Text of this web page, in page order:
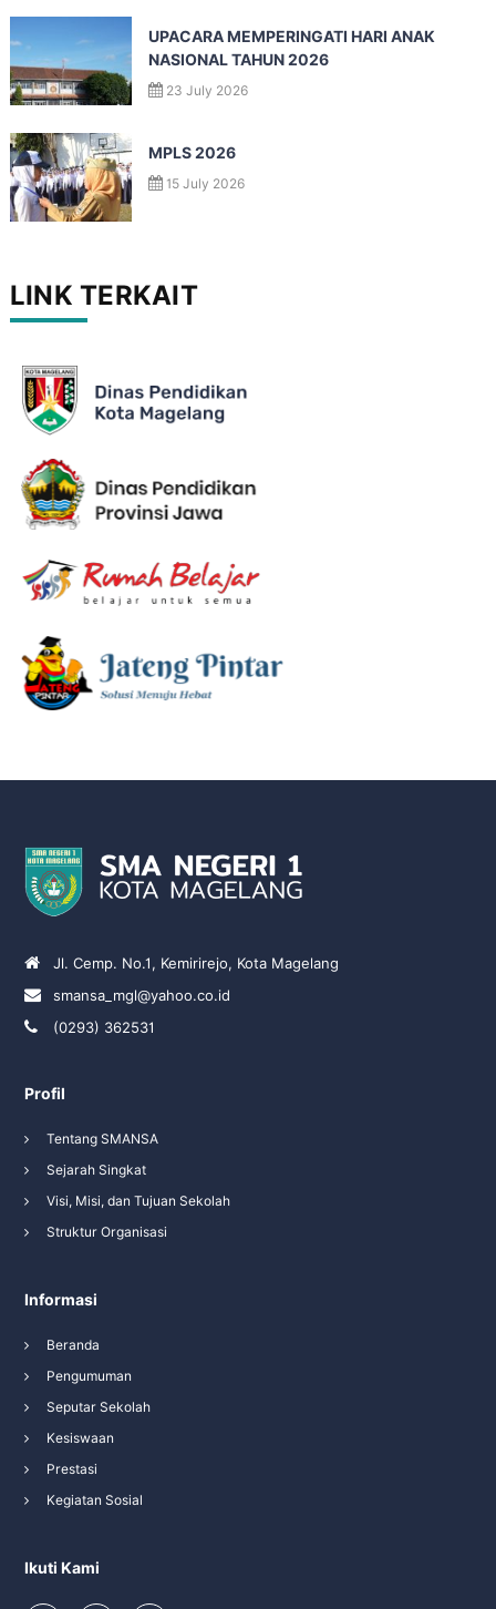
UPACARA MEMPERINGATI HARI ANAK
NASIONAL TAHUN 2026
23 July 2026
MPLS 2026
15 July 2026
LINK TERKAIT
Jl. Cemp. No.1, Kemirirejo, Kota Magelang
smansa_mgl@yahoo.co.id
(0293) 362531
Profil
Tentang SMANSA
Sejarah Singkat
Visi, Misi, dan Tujuan Sekolah
Struktur Organisasi
Informasi
Beranda
Pengumuman
Seputar Sekolah
Kesiswaan
Prestasi
Kegiatan Sosial
Ikuti Kami